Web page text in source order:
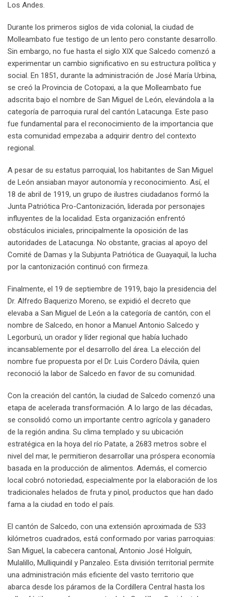
Los Andes.
Durante los primeros siglos de vida colonial, la ciudad de
Molleambato fue testigo de un lento pero constante desarrollo.
Sin embargo, no fue hasta el siglo XIX que Salcedo comenzó a
experimentar un cambio significativo en su estructura política y
social. En 1851, durante la administración de José María Urbina,
se creó la Provincia de Cotopaxi, a la que Molleambato fue
adscrita bajo el nombre de San Miguel de León, elevándola a la
categoría de parroquia rural del cantón Latacunga. Este paso
fue fundamental para el reconocimiento de la importancia que
esta comunidad empezaba a adquirir dentro del contexto
regional.
A pesar de su estatus parroquial, los habitantes de San Miguel
de León ansiaban mayor autonomía y reconocimiento. Así, el
18 de abril de 1919, un grupo de ilustres ciudadanos formó la
Junta Patriótica Pro-Cantonización, liderada por personajes
influyentes de la localidad. Esta organización enfrentó
obstáculos iniciales, principalmente la oposición de las
autoridades de Latacunga. No obstante, gracias al apoyo del
Comité de Damas y la Subjunta Patriótica de Guayaquil, la lucha
por la cantonización continuó con firmeza.
Finalmente, el 19 de septiembre de 1919, bajo la presidencia del
Dr. Alfredo Baquerizo Moreno, se expidió el decreto que
elevaba a San Miguel de León a la categoría de cantón, con el
nombre de Salcedo, en honor a Manuel Antonio Salcedo y
Legorburú, un orador y líder regional que había luchado
incansablemente por el desarrollo del área. La elección del
nombre fue propuesta por el Dr. Luis Cordero Dávila, quien
reconoció la labor de Salcedo en favor de su comunidad.
Con la creación del cantón, la ciudad de Salcedo comenzó una
etapa de acelerada transformación. A lo largo de las décadas,
se consolidó como un importante centro agrícola y ganadero
de la región andina. Su clima templado y su ubicación
estratégica en la hoya del río Patate, a 2683 metros sobre el
nivel del mar, le permitieron desarrollar una próspera economía
basada en la producción de alimentos. Además, el comercio
local cobró notoriedad, especialmente por la elaboración de los
tradicionales helados de fruta y pinol, productos que han dado
fama a la ciudad en todo el país.
El cantón de Salcedo, con una extensión aproximada de 533
kilómetros cuadrados, está conformado por varias parroquias:
San Miguel, la cabecera cantonal, Antonio José Holguín,
Mulalillo, Mulliquindil y Panzaleo. Esta división territorial permite
una administración más eficiente del vasto territorio que
abarca desde los páramos de la Cordillera Central hasta los